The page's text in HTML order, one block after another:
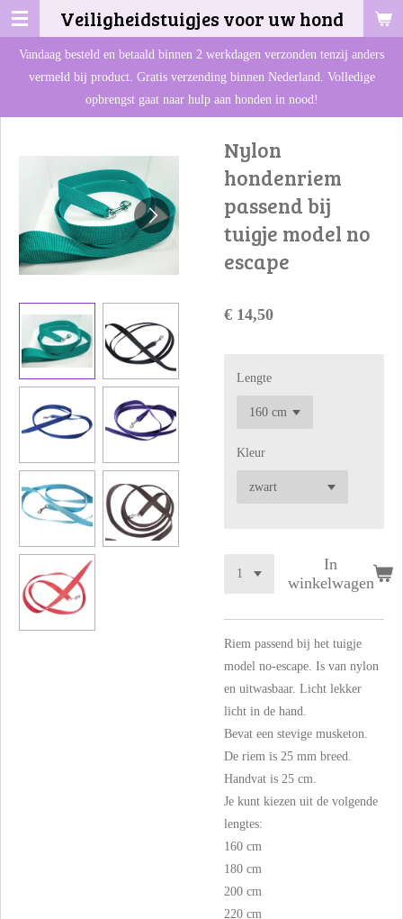
Ga
direct
Veiligheidstuigjes voor uw hond
Vandaag besteld en betaald binnen 2 werkdagen verzonden tenzij anders
vermeld bij product. Gratis verzending binnen Nederland. Volledige
opbrengst gaat naar hulp aan honden in nood!
Nylon
hondenriem
passend bij
tuigje model no
escape
€ 14,50
Lengte
Kleur
In
winkelwagen
Riem passend bij het tuigje
model no-escape. Is van nylon
en uitwasbaar. Licht lekker
licht in de hand.
Bevat een stevige musketon.
De riem is 25 mm breed.
Handvat is 25 cm.
Je kunt kiezen uit de volgende
lengtes:
160 cm
180 cm
200 cm
220 cm